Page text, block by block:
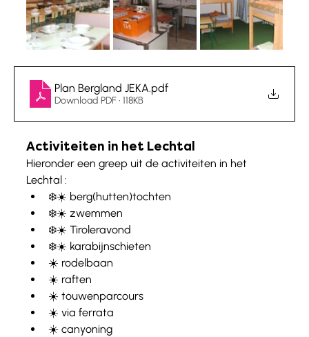
Plan Bergland JEKA .pdf
Download PDF • 118KB
Activiteiten in het Lechtal
Hieronder een greep uit de activiteiten in het
Lechtal :
❄️☀️ berg(hutten)tochten
❄️☀️ zwemmen
❄️☀️ Tiroleravond
❄️☀️ karabijnschieten
☀️ rodelbaan
☀️ raften
☀️ touwenparcours
☀️ via ferrata
☀️ canyoning